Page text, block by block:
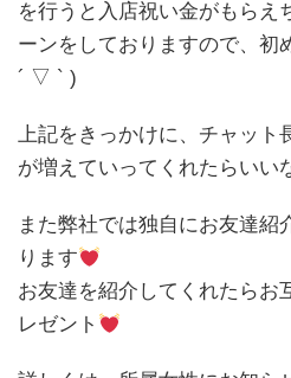
を行うと入店祝い金がもらえ
ーンをしておりますので、初
´ ▽ ` )
上記をきっかけに、チャット
が増えていってくれたらいい
また弊社では独自にお友達紹
ります
お友達を紹介してくれたらお
レゼント